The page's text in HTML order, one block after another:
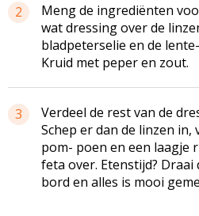
2
Meng de ingrediënten
wat dressing over de
bladpeterselie en de
Kruid met peper en zout.
3
Verdeel de rest van de
Schep er dan de linzen in,
pom- poen en een laagje
feta over. Etenstijd? Draai
bord en alles is mooi